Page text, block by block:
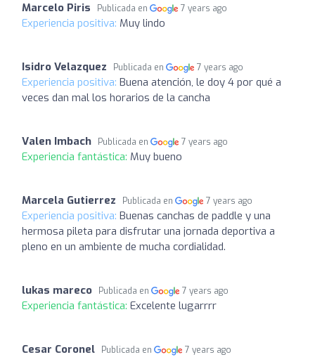
Marcelo Piris Publicada en 7 years ago
Experiencia positiva: Muy lindo
Isidro Velazquez Publicada en 7 years ago
Experiencia positiva: Buena atención, le doy 4 por qué a
veces dan mal los horarios de la cancha
Valen Imbach Publicada en 7 years ago
Experiencia fantástica: Muy bueno
Marcela Gutierrez Publicada en 7 years ago
Experiencia positiva: Buenas canchas de paddle y una
hermosa pileta para disfrutar una jornada deportiva a
pleno en un ambiente de mucha cordialidad.
lukas mareco Publicada en 7 years ago
Experiencia fantástica: Excelente lugarrrr
Cesar Coronel Publicada en 7 years ago